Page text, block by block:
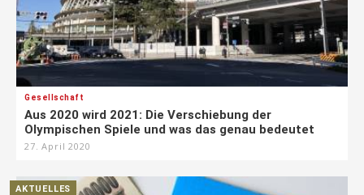
Gesellschaft
Aus 2020 wird 2021: Die Verschiebung der
Olympischen Spiele und was das genau bedeutet
27. April 2020
AKTUELLES